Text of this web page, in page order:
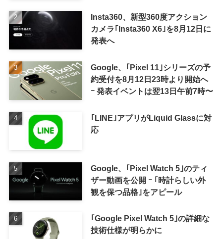
Insta360、新型360度アクション
カメラ｢Insta360 X6｣を8月12日に
発表へ
Google、｢Pixel 11｣シリーズの予
約受付を8月12日23時より開始へ
ｰ 発表イベントは翌13日午前7時〜
｢LINE｣アプリがLiquid Glassに対
応
Google、｢Pixel Watch 5｣のティ
ザー動画を公開 ｰ ｢時計らしい外
観を保つ品格｣をアピール
｢Google Pixel Watch 5｣の詳細な
技術仕様が明らかに